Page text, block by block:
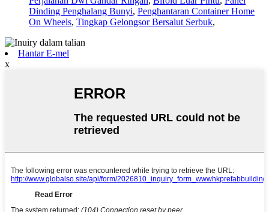
Dinding Penghalang Bunyi, Penghantaran Container Home
On Wheels, Tingkap Gelongsor Bersalut Serbuk,
Hantar E-mel
x